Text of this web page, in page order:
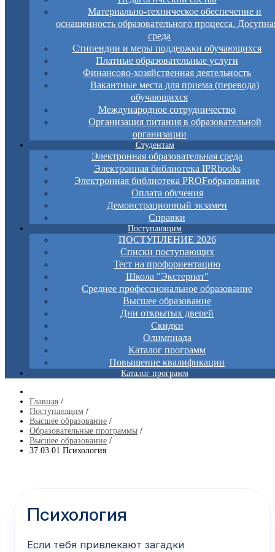
Материально-техническое обеспечение и
оснащенность образовательного процесса.
среда
Стипендии и меры поддержки обучающихся
Платные образовательные услуги
Финансово-хозяйственная деятельность
Вакантные места для приема (перевода)
обучающихся
Международное сотрудничество
Организация питания в образовательной
организации
Студентам
Электронная образовательная среда
Электронная библиотека IPRbooks
Электронная библиотека PROFобразование
Оплата обучения
Демонстрационный экзамен
Справки
Поступающим
ПОСТУПЛЕНИЕ 2026
Списки поступающих
Тест на профориентацию
Школа "Экстернат"
Среднее профессиональное образование
Высшее образование
Дни открытых дверей
Скидки
Олимпиада
Каталог программ
Повышение квалификации
Каталог программ
Главная /
Поступающим /
Высшее образование /
Образовательные программы /
Высшее образование /
37.03.01 Психология
Психология
Если тебя привлекают загадки